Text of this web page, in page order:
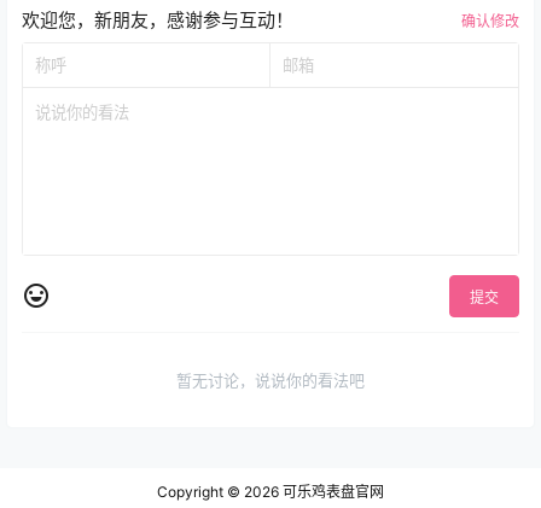
欢迎您，新朋友，感谢参与互动！ 确认修改
提交
暂无讨论，说说你的看法吧
Copyright © 2026 可乐鸡表盘官网